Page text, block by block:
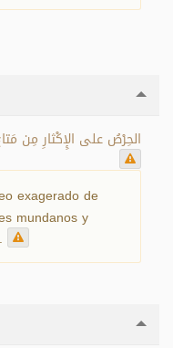
الحِرْصُ على الإِكْثارِ مِن
exagerado de
mundanos y